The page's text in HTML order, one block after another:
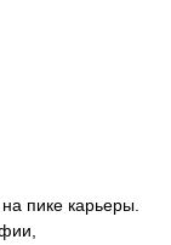
пике карьеры.